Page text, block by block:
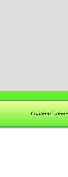
Contenu :